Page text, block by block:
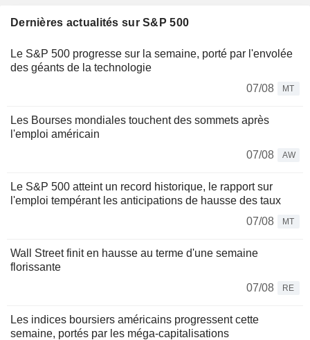
Dernières actualités sur S&P 500
Le S&P 500 progresse sur la semaine, porté par l'envolée
des géants de la technologie
07/08
MT
Les Bourses mondiales touchent des sommets après
l'emploi américain
07/08
AW
Le S&P 500 atteint un record historique, le rapport sur
l'emploi tempérant les anticipations de hausse des taux
07/08
MT
Wall Street finit en hausse au terme d'une semaine
florissante
07/08
RE
Les indices boursiers américains progressent cette
semaine, portés par les méga-capitalisations